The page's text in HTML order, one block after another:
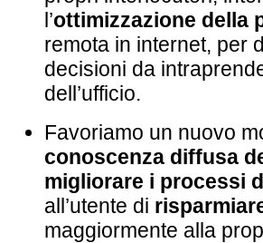
l’ottimizzazione della
remota in internet, per
decisioni da
dell’ufficio.
Favoriamo un nuovo
conoscenza diffusa
migliorare i processi
all’utente di
maggiormente alla